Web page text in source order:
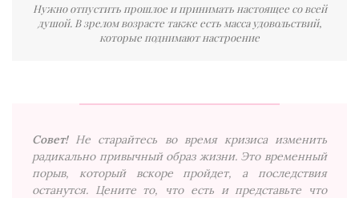
Нужно отпустить прошлое и принимать настоящее со всей
душой. В зрелом возрасте также есть масса удовольствий,
которые поднимают настроение
Совет! Не старайтесь во время кризиса изменить
радикально привычный образ жизни. Это временный
порыв, который вскоре пройдет, а последствия
останутся. Цените то, что есть и представьте что